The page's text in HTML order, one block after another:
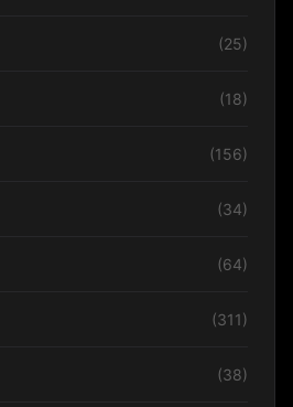
(25)
(18)
(156)
(34)
(64)
(311)
(38)